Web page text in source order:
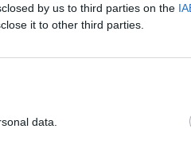
by us to third parties on the
it to other third parties.
data.
ja Blac Chyna